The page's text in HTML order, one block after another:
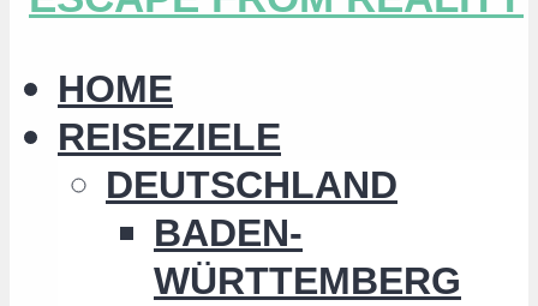
HOME
REISEZIELE
DEUTSCHLAND
BADEN-
WÜRTTEMBERG